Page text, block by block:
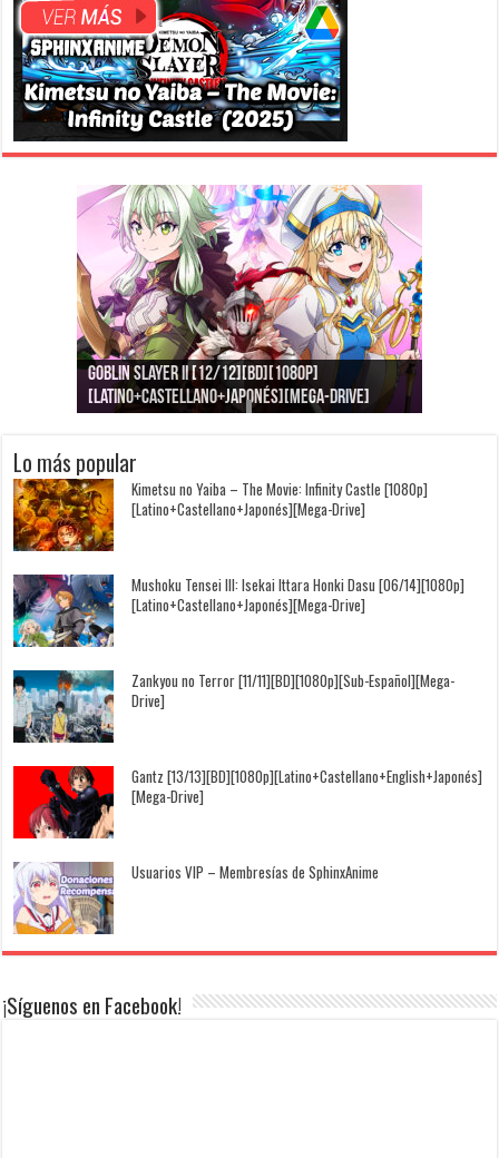
Jujutsu Kaisen: Kaigyoku/Gyokusetsu [1080p]
[Latino+Japonés][Mega-Drive]
Lo más popular
Kimetsu no Yaiba – The Movie: Infinity Castle [1080p]
[Latino+Castellano+Japonés][Mega-Drive]
Mushoku Tensei III: Isekai Ittara Honki Dasu [06/14][1080p]
[Latino+Castellano+Japonés][Mega-Drive]
Zankyou no Terror [11/11][BD][1080p][Sub-Español][Mega-
Drive]
Gantz [13/13][BD][1080p][Latino+Castellano+English+Japonés]
[Mega-Drive]
Usuarios VIP – Membresías de SphinxAnime
¡Síguenos en Facebook!